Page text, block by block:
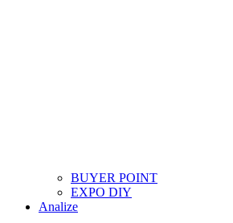
BUYER POINT
EXPO DIY
Analize